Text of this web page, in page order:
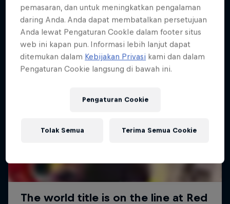
pemasaran, dan untuk meningkatkan pengalaman
daring Anda. Anda dapat membatalkan persetujuan
Anda lewat Pengaturan CookIe dalam footer situs
web ini kapan pun. Informasi lebih lanjut dapat
ditemukan dalam Kebijakan Privasi kami dan dalam
Pengaturan Cookie langsung di bawah ini.
Pengaturan Cookie
Tolak Semua Terima Semua Cookie